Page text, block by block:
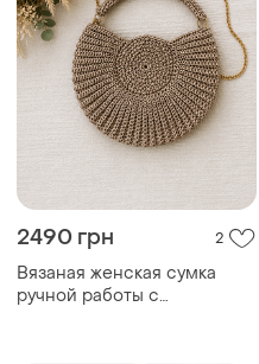
1150 грн 16
Сумка-шоппер